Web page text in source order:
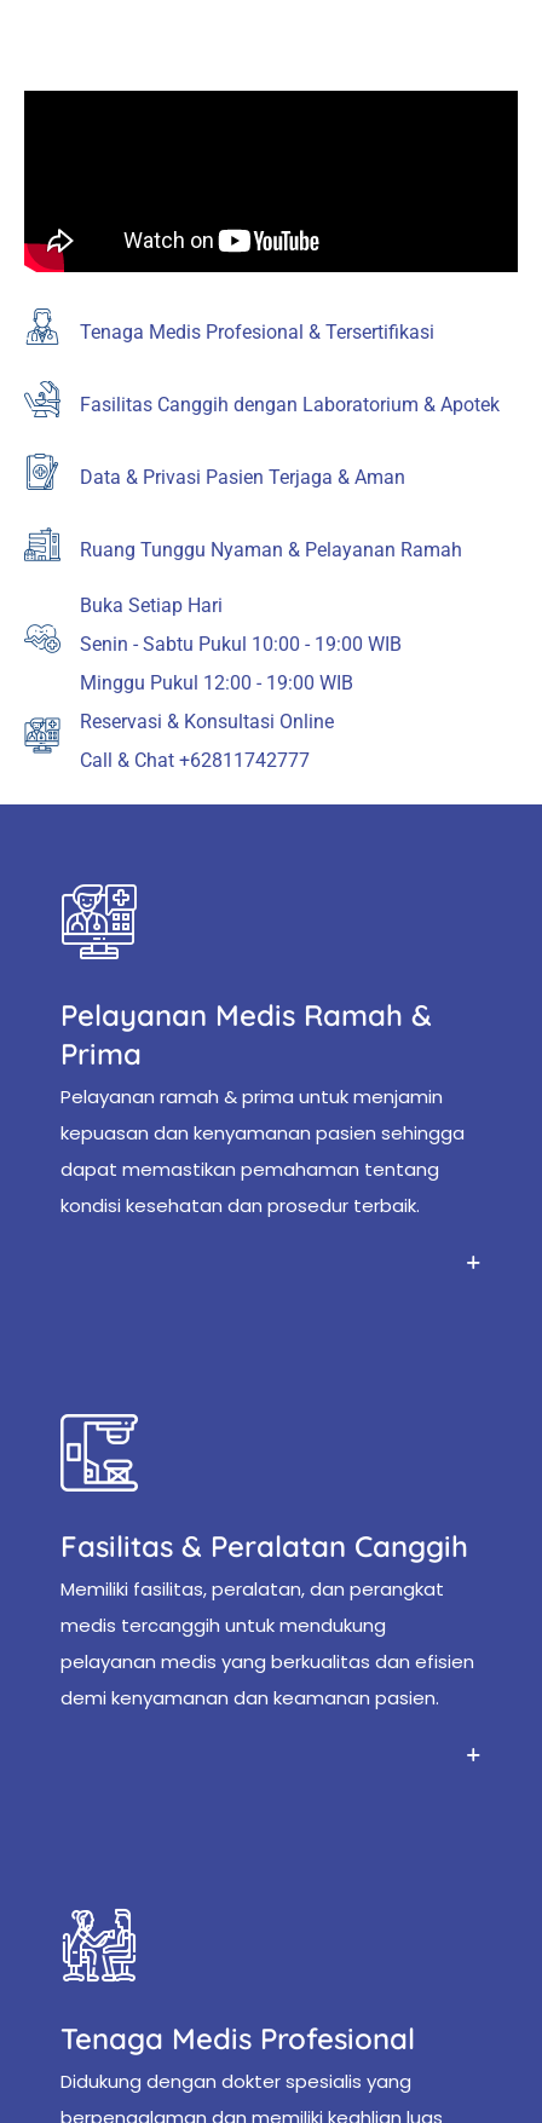
Tenaga Medis Profesional & Tersertifikasi
Fasilitas Canggih dengan Laboratorium & Apotek
Data & Privasi Pasien Terjaga & Aman
Ruang Tunggu Nyaman & Pelayanan Ramah
Buka Setiap Hari
Senin - Sabtu Pukul 10:00 - 19:00 WIB
Minggu Pukul 12:00 - 19:00 WIB
Reservasi & Konsultasi Online
Call & Chat +62811742777
Pelayanan Medis Ramah &
Prima
Pelayanan ramah & prima untuk menjamin
kepuasan dan kenyamanan pasien sehingga
dapat memastikan pemahaman tentang
kondisi kesehatan dan prosedur terbaik.
Fasilitas & Peralatan Canggih
Memiliki fasilitas, peralatan, dan perangkat
medis tercanggih untuk mendukung
pelayanan medis yang berkualitas dan efisien
demi kenyamanan dan keamanan pasien.
Tenaga Medis Profesional
Didukung dengan dokter spesialis yang
berpengalaman dan memiliki keahlian luas